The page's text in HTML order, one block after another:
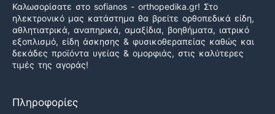
Καλωσορίσατε στο sofianos - orthopedika.gr! Στο
ηλεκτρονικό μας κατάστημα θα βρείτε ορθοπεδικά είδη,
αθλητιατρικά, αναπηρικά, αμαξίδια, βοηθήματα, ιατρικό
εξοπλισμό, είδη άσκησης & φυσικοθεραπείας καθώς και
δεκάδες προϊόντα υγείας & ομορφιάς, στις καλύτερες
τιμές της αγοράς!
Πληροφορίες